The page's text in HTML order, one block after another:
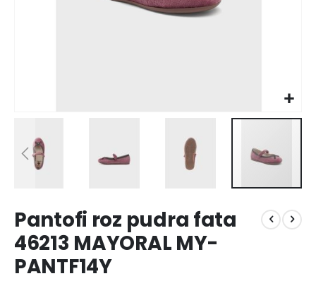
Pantofi roz pudra fata
46213 MAYORAL MY-
PANTF14Y